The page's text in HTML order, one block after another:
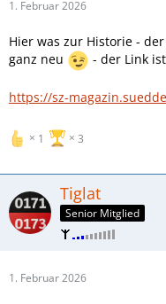
1. Februar 2026
Hier was zur Historie -
ganz neu
- der Link
https://sz-
1 3
Tiglat
Senior Mitglied
1. Februar 2026